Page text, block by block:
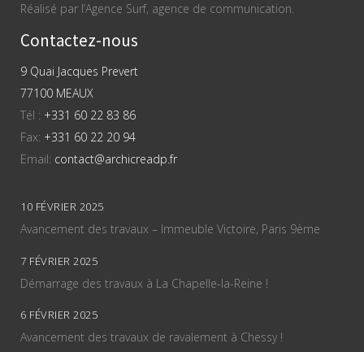
Réalisé par l’Agence Surf, agence de communication.
Contactez-nous
9 Quai Jacques Prevert
77100 MEAUX
Tél : +331 60 22 83 86
Fax: +331 60 22 20 94
Email: contact@archicreadp.fr
10 FÉVRIER 2025
Avancement des travaux – Immeuble Victoire, Paris 9ème
7 FÉVRIER 2025
Démarrage des travaux à La Chapelle-la-Reine !
6 FÉVRIER 2025
Avancement des travaux de ravalement à Chessy !